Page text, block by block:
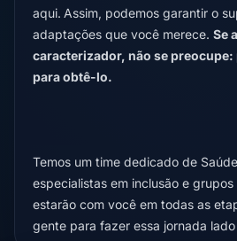
aqui. Assim, podemos garantir o
adaptações que você merece. Se
caracterizador, não se
para obtê-lo.
Temos um time dedicado de
especialistas em inclusão e
estarão com você em todas as
gente para fazer essa jornada